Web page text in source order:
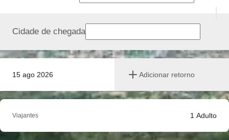
15 ago 2026 Adicionar retorno
Cidade de chegada
Viajantes 1 Adulto